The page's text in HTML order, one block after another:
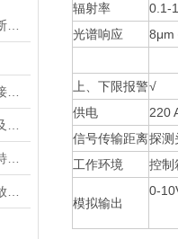
辐射率
0.1-
光谱响应
8μm
上、下限报警√
供电
220
信号传输距离探测
工作环境
控
模拟输出
0-